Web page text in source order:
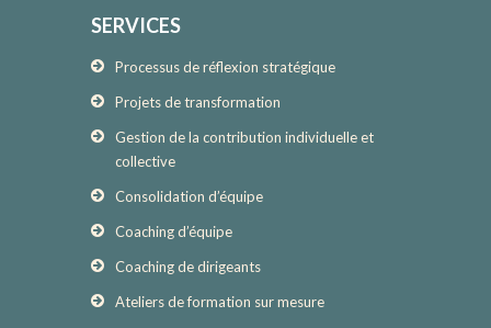
SERVICES
Processus de réflexion stratégique
Projets de transformation
Gestion de la contribution individuelle et
collective
Consolidation d’équipe
Coaching d’équipe
Coaching de dirigeants
Ateliers de formation sur mesure